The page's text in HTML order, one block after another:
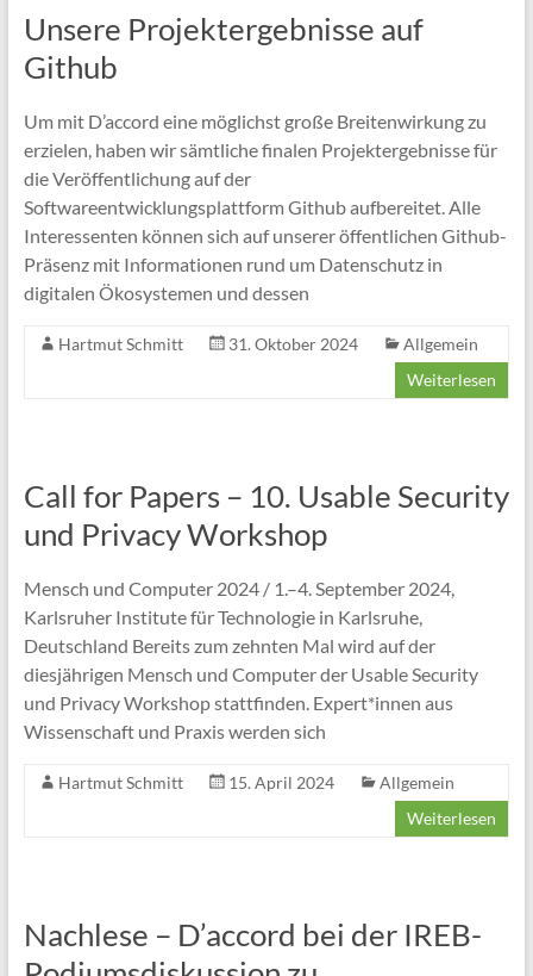
Unsere Projektergebnisse auf
Github
Um mit D’accord eine möglichst große Breitenwirkung zu
erzielen, haben wir sämtliche finalen Projektergebnisse für
die Veröffentlichung auf der
Softwareentwicklungsplattform Github aufbereitet. Alle
Interessenten können sich auf unserer öffentlichen Github-
Präsenz mit Informationen rund um Datenschutz in
digitalen Ökosystemen und dessen
Hartmut Schmitt 31. Oktober 2024
Allgemein
Weiterlesen
Call for Papers – 10. Usable Security
und Privacy Workshop
Mensch und Computer 2024 / 1.–4. September 2024,
Karlsruher Institute für Technologie in Karlsruhe,
Deutschland Bereits zum zehnten Mal wird auf der
diesjährigen Mensch und Computer der Usable Security
und Privacy Workshop stattfinden. Expert*innen aus
Wissenschaft und Praxis werden sich
Hartmut Schmitt 15. April 2024
Allgemein
Weiterlesen
Nachlese – D’accord bei der IREB-